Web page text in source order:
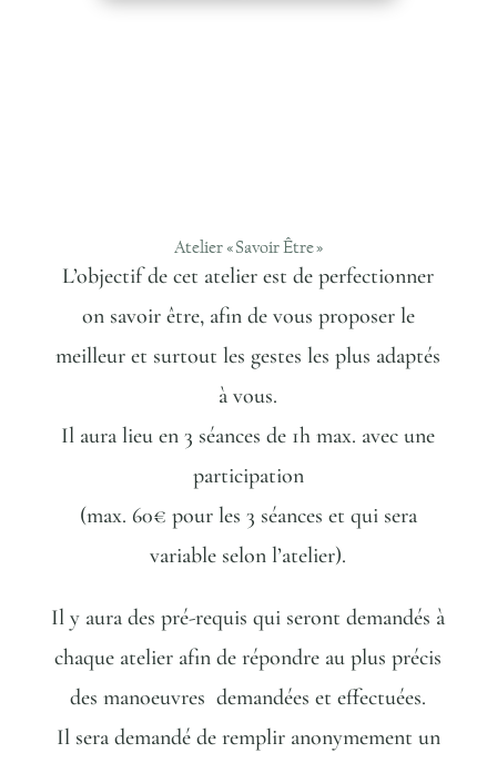
Atelier « Savoir Être »
L’objectif de cet atelier est de perfectionner
on savoir être, afin de vous proposer le
meilleur et surtout les gestes les plus adaptés
à vous.
Il aura lieu en 3 séances de 1h max. avec une
participation
(max. 60€ pour les 3 séances et qui sera
variable selon l’atelier).
Il y aura des pré-requis qui seront demandés à
chaque atelier afin de répondre au plus précis
des manoeuvres demandées et effectuées.
Il sera demandé de remplir anonymement un